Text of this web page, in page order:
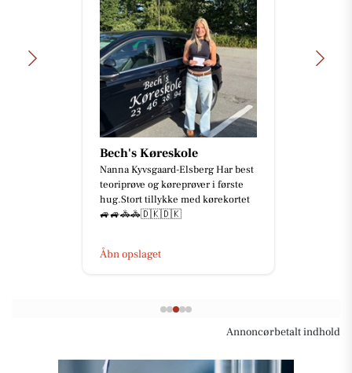
Bech's Køreskole
Nanna Kyvsgaard-Elsberg Har best
teoriprøve og køreprøver i første
hug.Stort tillykke med kørekortet
🚙🚙🚓🚓🇩🇰🇩🇰
Åbn opslaget
Annoncørbetalt indhold